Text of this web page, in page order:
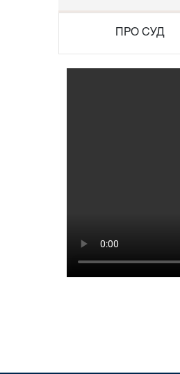
ПРО СУД